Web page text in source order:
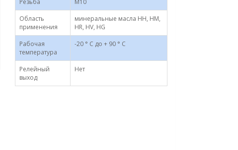
Резьба
М10
Область
применения
минеральные масла HH, HM,
HR, HV, HG
Рабочая
температура
-20 ° С до + 90 ° С
Релейный
выход
Нет